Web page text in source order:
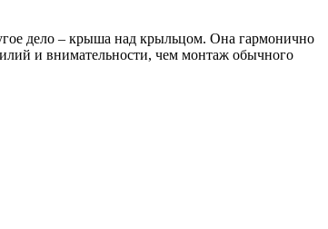
дело – крыша над крыльцом. Она гармонично
и внимательности, чем монтаж обычного